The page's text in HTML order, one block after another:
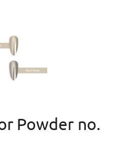
Powder no.